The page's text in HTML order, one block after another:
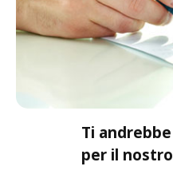
Ti
per il